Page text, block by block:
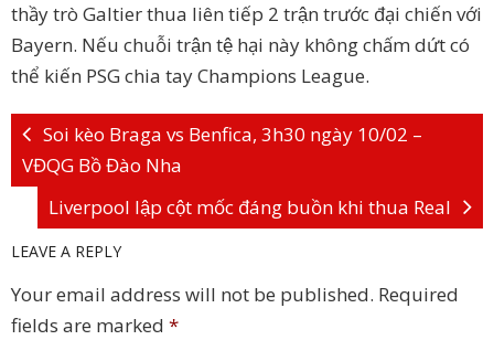
thầy trò Galtier thua liên tiếp 2 trận trước đại chiến với
Bayern. Nếu chuỗi trận tệ hại này không chấm dứt có
thể kiến PSG chia tay Champions League.
Soi kèo Braga vs Benfica, 3h30 ngày 10/02 –
VĐQG Bồ Đào Nha
Liverpool lập cột mốc đáng buồn khi thua Real
LEAVE A REPLY
Your email address will not be published. Required
fields are marked *